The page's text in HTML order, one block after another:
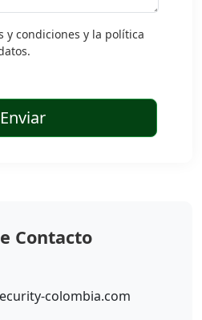
y condiciones y la política
Enviar
Contacto
colombia.com